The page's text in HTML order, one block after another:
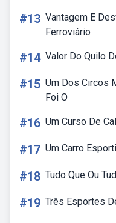
#13 Vantagem E
Ferroviário
#14 Valor Do Quilo
#15 Um Dos Circos
Foi O
#16 Um Curso De
#17 Um Carro
#18 Tudo Que Ou
#19 Três Esportes